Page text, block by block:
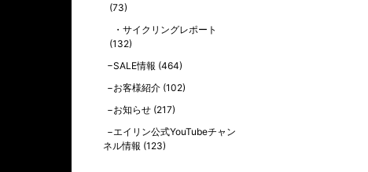
(73)
サイクリングレポート
(132)
SALE情報 (464)
お客様紹介 (102)
お知らせ (217)
エイリン公式YouTubeチャン
ネル情報 (123)